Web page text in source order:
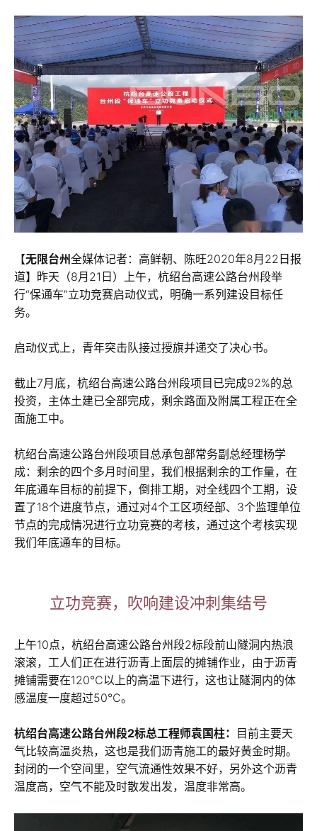
【无限台州全媒体记者：高鲜朝、陈旺2020年8月22日报
道】昨天（8月21日）上午，杭绍台高速公路台州段举
行“保通车”立功竞赛启动仪式，明确一系列建设目标任
务。
启动仪式上，青年突击队接过授旗并递交了决心书。
截止7月底，杭绍台高速公路台州段项目已完成92%的总
投资，主体土建已全部完成，剩余路面及附属工程正在全
面施工中。
杭绍台高速公路台州段项目总承包部常务副总经理杨学
成：剩余的四个多月时间里，我们根据剩余的工作量，在
年底通车目标的前提下，倒排工期，对全线四个工期，设
置了18个进度节点，通过对4个工区项经部、3个监理单位
节点的完成情况进行立功竞赛的考核，通过这个考核实现
我们年底通车的目标。
立功竞赛，吹响建设冲刺集结号
上午10点，杭绍台高速公路台州段2标段前山隧洞内热浪
滚滚，工人们正在进行沥青上面层的摊铺作业，由于沥青
摊铺需要在120℃以上的高温下进行，这也让隧洞内的体
感温度一度超过50℃。
杭绍台高速公路台州段2标总工程师袁国柱：
目前主要天
气比较高温炎热，这也是我们沥青施工的最好黄金时期。
封闭的一个空间里，空气流通性效果不好，另外这个沥青
温度高，空气不能及时散发出发，温度非常高。